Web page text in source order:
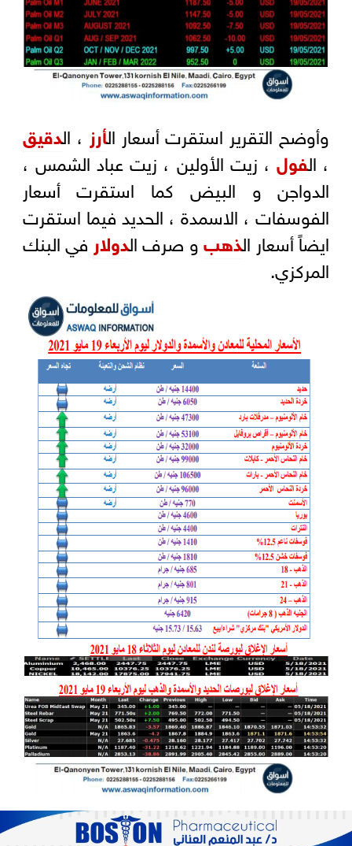
وأوضح التقرير استقرت أسعار الأرز ، الدقيق
، الفول، زيت الأولين ، زيت عباد الشمس ،
الدواجن و البيض كما استقرت أسعار
الفوسفات ، الاسمدة ، الحديد فيما استقرت
ايضاً أسعار الذهبو صرف الدولار في البنك
المركزي.